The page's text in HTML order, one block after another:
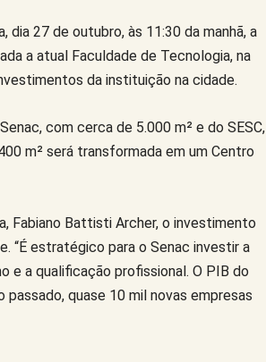
dia 27 de outubro, às 11:30 da manhã, a
a atual Faculdade de Tecnologia, na
da instituição na cidade.
com cerca de 5.000 m² e do SESC,
m² será transformada em um Centro
Fabiano Battisti Archer, o investimento
“É estratégico para o Senac investir a
e a qualificação profissional. O PIB do
quase 10 mil novas empresas